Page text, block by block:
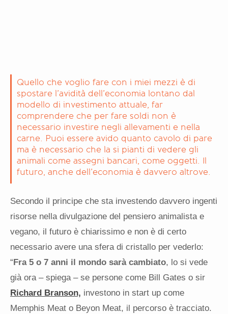
Quello che voglio fare con i miei mezzi è di
spostare l’avidità dell’economia lontano dal
modello di investimento attuale, far
comprendere che per fare soldi non è
necessario investire negli allevamenti e nella
carne. Puoi essere avido quanto cavolo di pare
ma è necessario che la si pianti di vedere gli
animali come assegni bancari, come oggetti. Il
futuro, anche dell’economia è davvero altrove.
Secondo il principe che sta investendo davvero ingenti
risorse nella divulgazione del pensiero animalista e
vegano, il futuro è chiarissimo e non è di certo
necessario avere una sfera di cristallo per vederlo:
“Fra 5 o 7 anni il mondo sarà cambiato, lo si vede
già ora – spiega – se persone come Bill Gates o sir
Richard Branson, investono in start up come
Memphis Meat o Beyon Meat, il percorso è tracciato.